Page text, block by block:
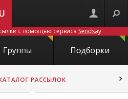
с помощью сервиса Sendsay
Группы Подборки
РАССЫЛОК